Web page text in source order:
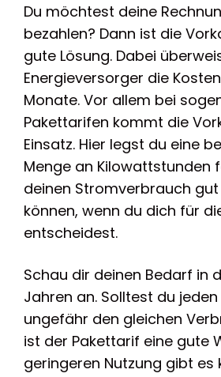
Du möchtest deine
bezahlen? Dann ist die
gute Lösung. Dabei
Energieversorger die
Monate. Vor allem bei
Pakettarifen kommt die
Einsatz. Hier legst du eine
Menge an Kilowattstunden
deinen Stromverbrauch
können, wenn du dich für
entscheidest.
Schau dir deinen Bedarf in
Jahren an. Solltest du
ungefähr den gleichen
ist der Pakettarif eine gute
geringeren Nutzung gibt es